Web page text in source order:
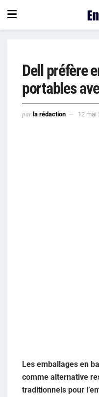
Dell préfère
portables
par la rédaction 12 mai
Les emballages en
comme alternative
traditionnels pour